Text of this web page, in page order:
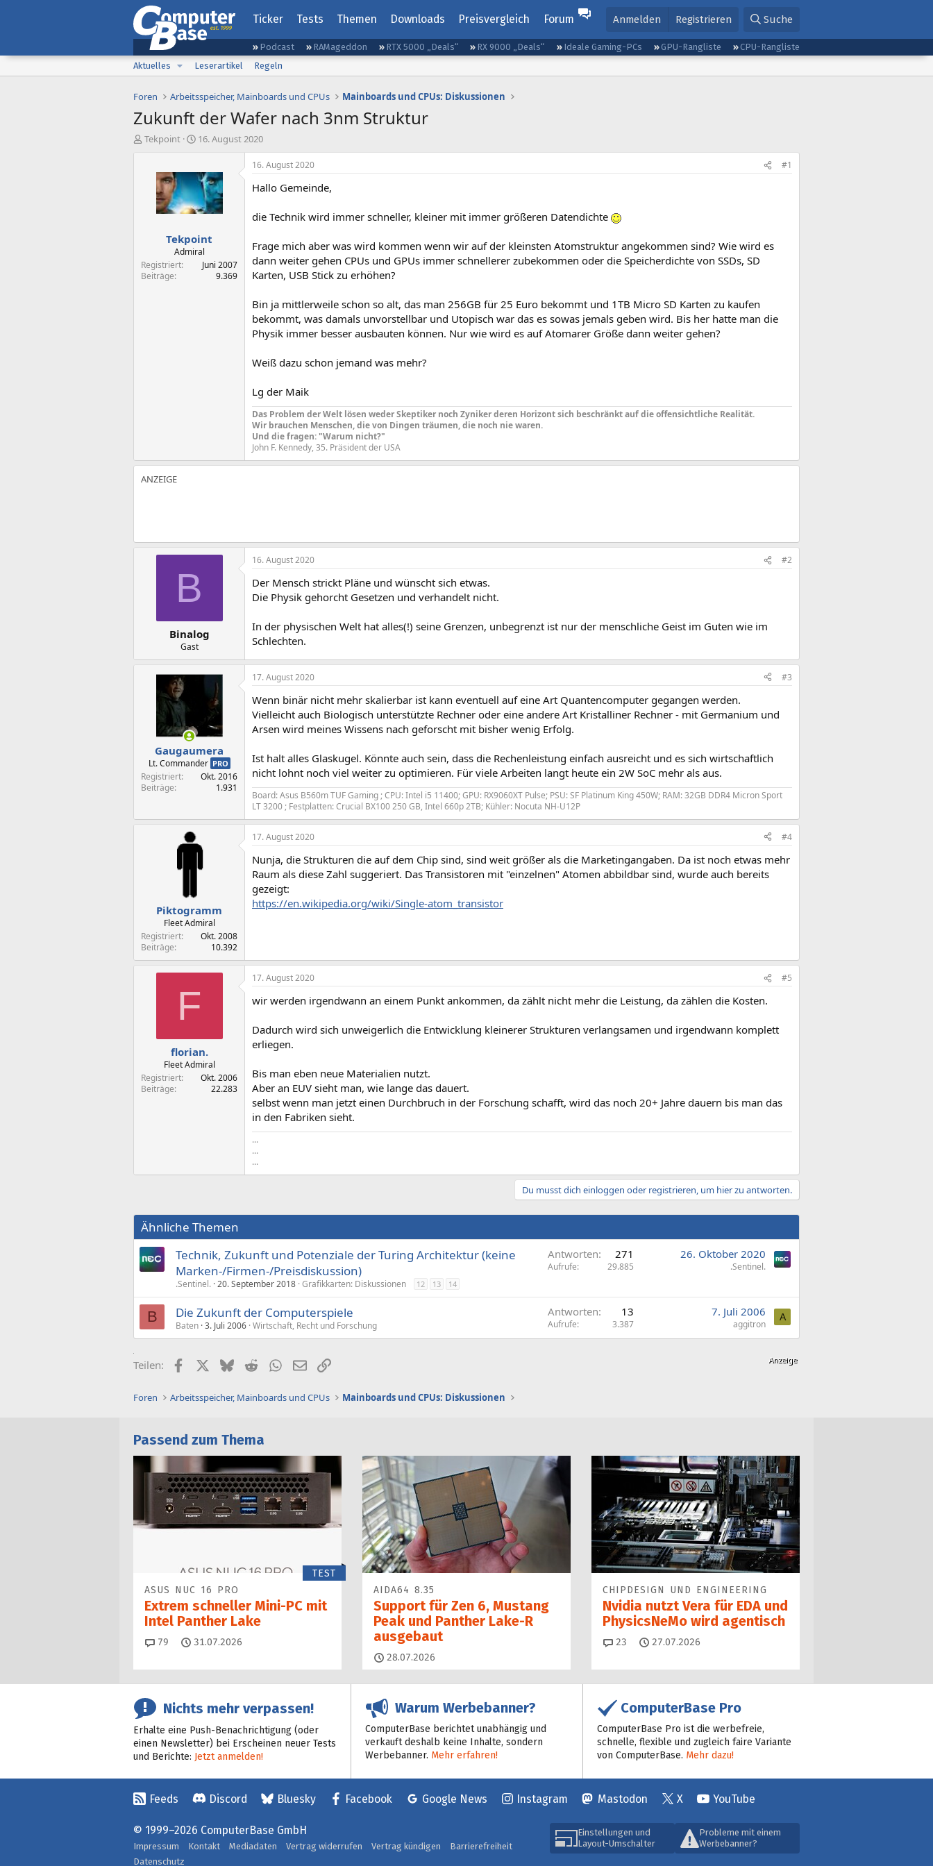
Ticker Tests Themen Downloads Preisvergleich Forum Anmelden Registrieren Suche
Podcast RAMageddon RTX 5000 „Deals“ RX 9000 „Deals“ Ideale Gaming-PCs GPU-Rangliste
CPU-Rangliste
Aktuelles
Leserartikel Regeln
Foren Arbeitsspeicher, Mainboards und CPUs Mainboards und CPUs: Diskussionen
Zukunft der Wafer nach 3nm Struktur
E
Tekpoint
E
t
e
l
l
a
m
16. August 2020
Tekpoint
Admiral
Registriert
Juni 2007
Beiträge
9.369
16. August 2020 #1
Hallo Gemeinde,
die Technik wird immer schneller, kleiner mit immer größeren Datendichte
Frage mich aber was wird kommen wenn wir auf der kleinsten Atomstruktur angekommen sind? Wie wird es
dann weiter gehen CPUs und GPUs immer schnellerer zubekommen oder die Speicherdichte von SSDs, SD
Karten, USB Stick zu erhöhen?
Bin ja mittlerweile schon so alt, das man 256GB für 25 Euro bekommt und 1TB Micro SD Karten zu kaufen
bekommt, was damals unvorstellbar und Utopisch war das es sowas jemals geben wird. Bis her hatte man die
Physik immer besser ausbauten können. Nur wie wird es auf Atomarer Größe dann weiter gehen?
Weiß dazu schon jemand was mehr?
Lg der Maik
Das Problem der Welt lösen weder Skeptiker noch Zyniker deren Horizont sich beschränkt auf die offensichtliche Realität.
Wir brauchen Menschen, die von Dingen träumen, die noch nie waren.
Und die fragen: "Warum nicht?"
John F. Kennedy, 35. Präsident der USA
B
Binalog
Gast
16. August 2020 #2
Der Mensch strickt Pläne und wünscht sich etwas.
Die Physik gehorcht Gesetzen und verhandelt nicht.
In der physischen Welt hat alles(!) seine Grenzen, unbegrenzt ist nur der menschliche Geist im Guten wie im
Schlechten.
Gaugaumera
Lt. Commander PRO
Registriert
Okt. 2016
Beiträge
1.931
17. August 2020 #3
Wenn binär nicht mehr skalierbar ist kann eventuell auf eine Art Quantencomputer gegangen werden.
Vielleicht auch Biologisch unterstützte Rechner oder eine andere Art Kristalliner Rechner - mit Germanium und
Arsen wird meines Wissens nach geforscht mit bisher wenig Erfolg.
Ist halt alles Glaskugel. Könnte auch sein, dass die Rechenleistung einfach ausreicht und es sich wirtschaftlich
nicht lohnt noch viel weiter zu optimieren. Für viele Arbeiten langt heute ein 2W SoC mehr als aus.
Board: Asus B560m TUF Gaming ; CPU: Intel i5 11400; GPU: RX9060XT Pulse; PSU: SF Platinum King 450W; RAM: 32GB DDR4 Micron Sport
LT 3200 ; Festplatten: Crucial BX100 250 GB, Intel 660p 2TB; Kühler: Nocuta NH-U12P
Piktogramm
Fleet Admiral
Registriert
Okt. 2008
Beiträge
10.392
17. August 2020 #4
Nunja, die Strukturen die auf dem Chip sind, sind weit größer als die Marketingangaben. Da ist noch etwas mehr
Raum als diese Zahl suggeriert. Das Transistoren mit "einzelnen" Atomen abbildbar sind, wurde auch bereits
gezeigt:
https://en.wikipedia.org/wiki/Single-atom_transistor
F
florian.
Fleet Admiral
Registriert
Okt. 2006
Beiträge
22.283
17. August 2020 #5
wir werden irgendwann an einem Punkt ankommen, da zählt nicht mehr die Leistung, da zählen die Kosten.
Dadurch wird sich unweigerlich die Entwicklung kleinerer Strukturen verlangsamen und irgendwann komplett
erliegen.
Bis man eben neue Materialien nutzt.
Aber an EUV sieht man, wie lange das dauert.
selbst wenn man jetzt einen Durchbruch in der Forschung schafft, wird das noch 20+ Jahre dauern bis man das
in den Fabriken sieht.
...
...
...
Du musst dich einloggen oder registrieren, um hier zu antworten.
Ähnliche Themen
Technik, Zukunft und Potenziale der Turing Architektur (keine
Marken-/Firmen-/Preisdiskussion)
.Sentinel. 20. September 2018 Grafikkarten: Diskussionen 12 13 14
Antworten 271
Aufrufe 29.885
26. Oktober 2020
.Sentinel.
B Die Zukunft der Computerspiele
Baten 3. Juli 2006 Wirtschaft, Recht und Forschung
Antworten 13
Aufrufe 3.387
7. Juli 2006
aggitron
A
Teilen: FacebookX (Twitter)
BlueskyRedditWhatsApp
E-MailLink
Foren Arbeitsspeicher, Mainboards und CPUs Mainboards und CPUs: Diskussionen
Passend zum Thema
TEST
ASUS NUC 16 PRO
Extrem schneller Mini-PC mit
Intel Panther Lake
79 Kommentare
31.07.2026
AIDA64 8.35
Support für Zen 6, Mustang
Peak und Panther Lake-R
ausgebaut
28.07.2026
CHIPDESIGN UND ENGINEERING
Nvidia nutzt Vera für EDA und
PhysicsNeMo wird agentisch
23 Kommentare
27.07.2026
Nichts mehr verpassen!
Erhalte eine Push-Benachrichtigung (oder
einen Newsletter) bei Erscheinen neuer Tests
und Berichte: Jetzt anmelden!
Warum Werbebanner?
ComputerBase berichtet unabhängig und
verkauft deshalb keine Inhalte, sondern
Werbebanner. Mehr erfahren!
ComputerBase Pro
ComputerBase Pro ist die werbefreie,
schnelle, flexible und zugleich faire Variante
von ComputerBase. Mehr dazu!
Feeds Discord Bluesky Facebook Google News Instagram Mastodon X YouTube
Einstellungen und
Layout-Umschalter
Probleme mit einem
Werbebanner?
© 1999–2026 ComputerBase GmbH
Impressum Kontakt Mediadaten Vertrag widerrufen Vertrag kündigen
Barrierefreiheit
Datenschutz